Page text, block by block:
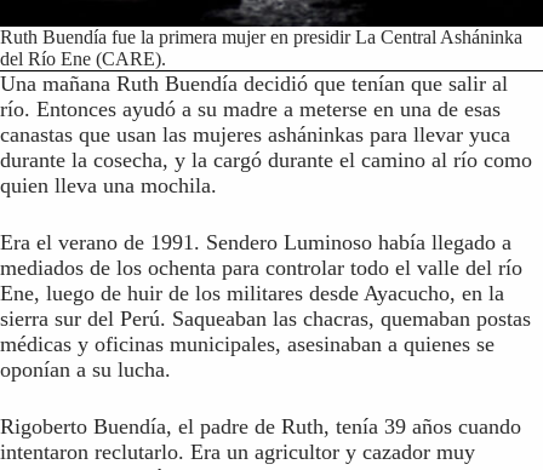
Ruth Buendía fue la primera mujer en presidir La Central Asháninka
del Río Ene (CARE).
Una mañana Ruth Buendía decidió que tenían que salir al
río. Entonces ayudó a su madre a meterse en una de esas
canastas que usan las mujeres asháninkas para llevar yuca
durante la cosecha, y la cargó durante el camino al río como
quien lleva una mochila.
Era el verano de 1991. Sendero Luminoso había llegado a
mediados de los ochenta para controlar todo el valle del río
Ene, luego de huir de los militares desde Ayacucho, en la
sierra sur del Perú. Saqueaban las chacras, quemaban postas
médicas y oficinas municipales, asesinaban a quienes se
oponían a su lucha.
Rigoberto Buendía, el padre de Ruth, tenía 39 años cuando
intentaron reclutarlo. Era un agricultor y cazador muy